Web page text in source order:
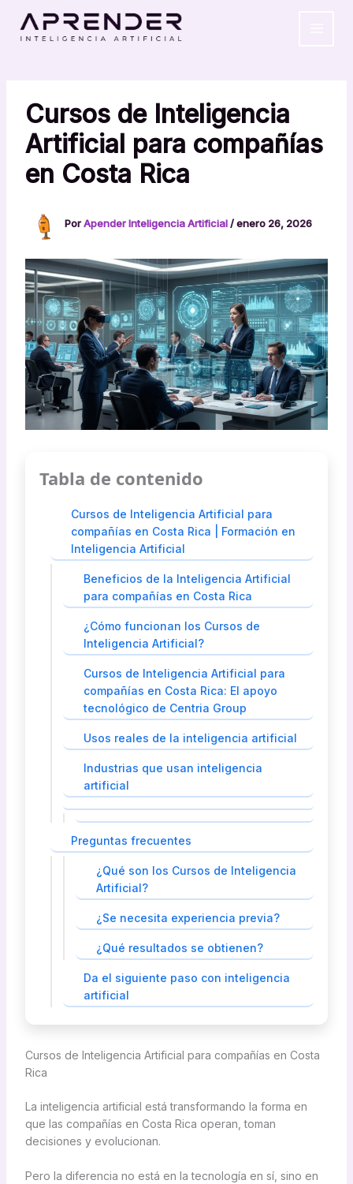
contenido
Cursos de Inteligencia
Artificial para compañías
en Costa Rica
PorApender Inteligencia Artificial/enero 26, 2026
Tabla de contenido
Cursos de Inteligencia Artificial para
compañías en Costa Rica | Formación en
Inteligencia Artificial
Beneficios de la Inteligencia Artificial
para compañías en Costa Rica
¿Cómo funcionan los Cursos de
Inteligencia Artificial?
Cursos de Inteligencia Artificial para
compañías en Costa Rica: El apoyo
tecnológico de Centria Group
Usos reales de la inteligencia artificial
Industrias que usan inteligencia
artificial
Preguntas frecuentes
¿Qué son los Cursos de Inteligencia
Artificial?
¿Se necesita experiencia previa?
¿Qué resultados se obtienen?
Da el siguiente paso con inteligencia
artificial
Cursos de Inteligencia Artificial para compañías en Costa
Rica
La inteligencia artificial está transformando la forma en
que las compañías en Costa Rica operan, toman
decisiones y evolucionan.
Pero la diferencia no está en la tecnología en sí, sino en